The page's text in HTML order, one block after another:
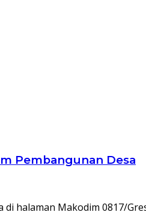
Pembangunan Desa
halaman Makodim 0817/